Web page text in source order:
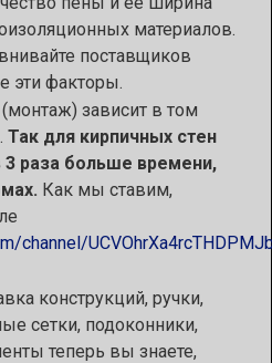
материалов.
поставщиков
эти факторы.
зависит в том
Так для кирпичных стен
3 раза больше времени,
Как мы ставим,
channel/
конструкций, ручки,
сетки, подоконники,
теперь вы знаете,